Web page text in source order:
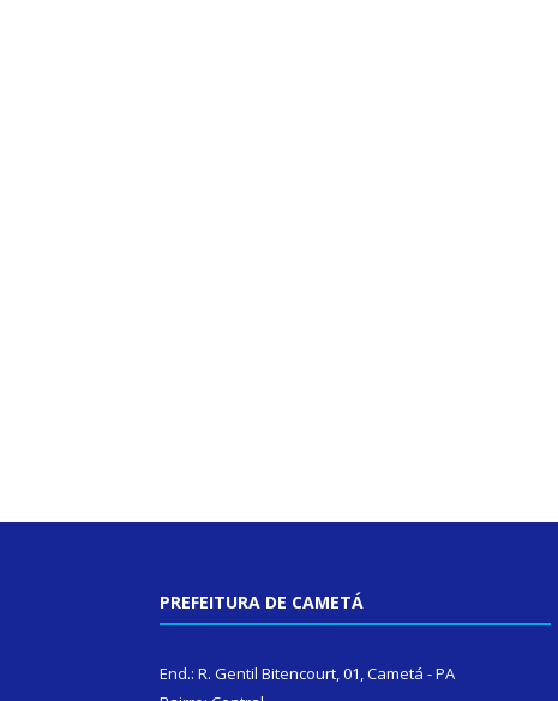
PREFEITURA DE CAMETÁ
End.: R. Gentil Bitencourt, 01, Cametá - PA